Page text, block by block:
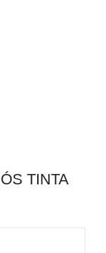
TINTA